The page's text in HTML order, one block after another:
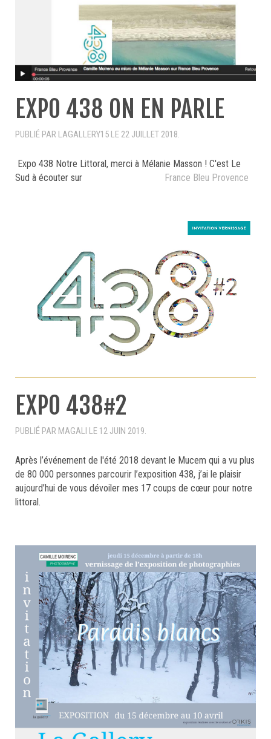
EXPO 438 ON EN PARLE
PUBLIÉ PAR LAGALLERY15 LE 22 JUILLET 2018.
Expo 438 Notre Littoral, merci à Mélanie Masson ! C'est Le
Sud à écouter sur
France Bleu Provence
EXPO 438#2
PUBLIÉ PAR MAGALI LE 12 JUIN 2019.
Après l’événement de l'été 2018 devant le Mucem qui a vu plus
de 80 000 personnes parcourir l’exposition 438, j’ai le plaisir
aujourd’hui de vous dévoiler mes 17 coups de cœur pour notre
littoral.